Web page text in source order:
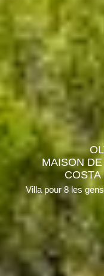
MAISON
Villa pour 8 les